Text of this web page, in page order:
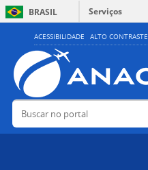
ACESSIBILIDADE ALTO CONTRASTE
BRASIL
Serviços
Buscar no portal